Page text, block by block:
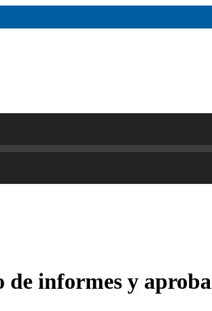
informes y